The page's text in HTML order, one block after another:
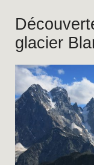
glacier